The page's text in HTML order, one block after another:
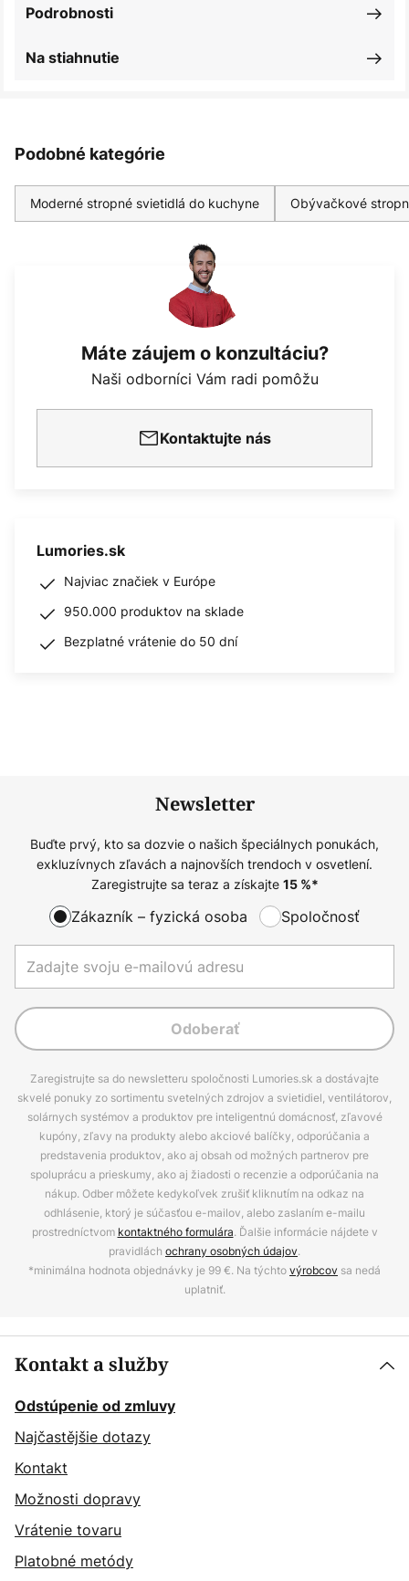
Podrobnosti
Na stiahnutie
Podobné kategórie
Moderné stropné svietidlá do kuchyne Obývačkové
Máte záujem o konzultáciu?
Naši odborníci Vám radi pomôžu
Kontaktujte nás
Lumories.sk
Najviac značiek v Európe
950.000 produktov na sklade
Bezplatné vrátenie do 50 dní
Newsletter
Buďte prvý, kto sa dozvie o našich špeciálnych ponukách,
exkluzívnych zľavách a najnovších trendoch v osvetlení.
Zaregistrujte sa teraz a získajte 15%*
Zákazník – fyzická osoba Spoločnosť
Odoberať
Zaregistrujte sa do newsletteru spoločnosti Lumories.sk a dostávajte
skvelé ponuky zo sortimentu svetelných zdrojov a svietidiel, ventilátorov,
solárnych systémov a produktov pre inteligentnú domácnosť, zľavové
kupóny, zľavy na produkty alebo akciové balíčky, odporúčania a
predstavenia produktov, ako aj obsah od možných partnerov pre
spoluprácu a prieskumy, ako aj žiadosti o recenzie a odporúčania na
nákup. Odber môžete kedykoľvek zrušiť kliknutím na odkaz na
odhlásenie, ktorý je súčasťou e-mailov, alebo zaslaním e-mailu
prostredníctvom kontaktného formulára. Ďalšie informácie nájdete v
pravidlách ochrany osobných údajov.
*minimálna hodnota objednávky je 99 €. Na týchtovýrobcov sa nedá
uplatniť.
Kontakt a služby
Odstúpenie od zmluvy
Najčastějšie dotazy
Kontakt
Možnosti dopravy
Vrátenie tovaru
Platobné metódy